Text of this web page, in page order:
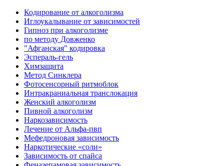
Кодирование от алкоголизма
Иглоукалывание от зависимостей
Гипноз при алкоголизме
по методу Довженко
"Афганская" кодировка
Эспераль-гель
Химзащита
Метод Синклера
Фотосенсорный ритмоблок
Интракраниальная транслокация
Женский алкоголизм
Пивной алкоголизм
Наркозависимость
Лечение от Альфа-пвп
Мефедроновая зависимость
Наркотические «соли»
Зависимость от спайса